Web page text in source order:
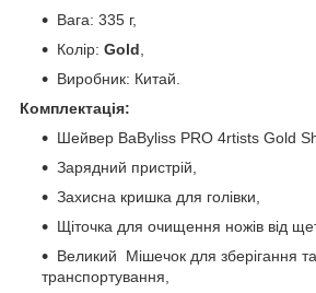
Вага: 335 г,
Колір: Gold
Виробник: Китай.
Комплектація:
Шейвер BaByliss PRO 4rtists Gold
Зарядний пристрій,
Захисна кришка для голівки,
Щіточка для очищення ножів від
Великий Мішечок для зберігання та
транспортування,